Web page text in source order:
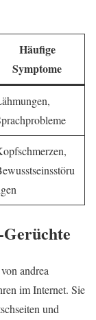
Häufige
Symptome
andrea
im Internet. Sie
und